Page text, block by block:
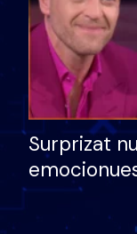
Surprizat
nëna dhe
nuk i